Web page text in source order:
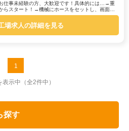
仕事未経験の方、大歓迎です！具体的には…→重
らスタート！→機械にホースをセットし、画面の
場求人の詳細を見る
1
表示中 （全2件中）
探す